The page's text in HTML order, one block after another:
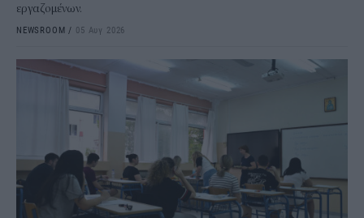
εργαζομένων.
NEWSROOM / 05 Αυγ 2026